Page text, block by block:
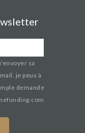
sa
je peux à
demande